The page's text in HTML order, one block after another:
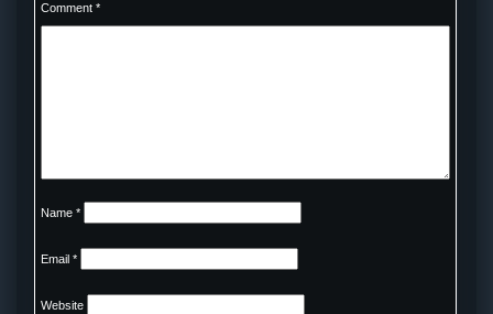
Comment *
Name *
Email *
Website